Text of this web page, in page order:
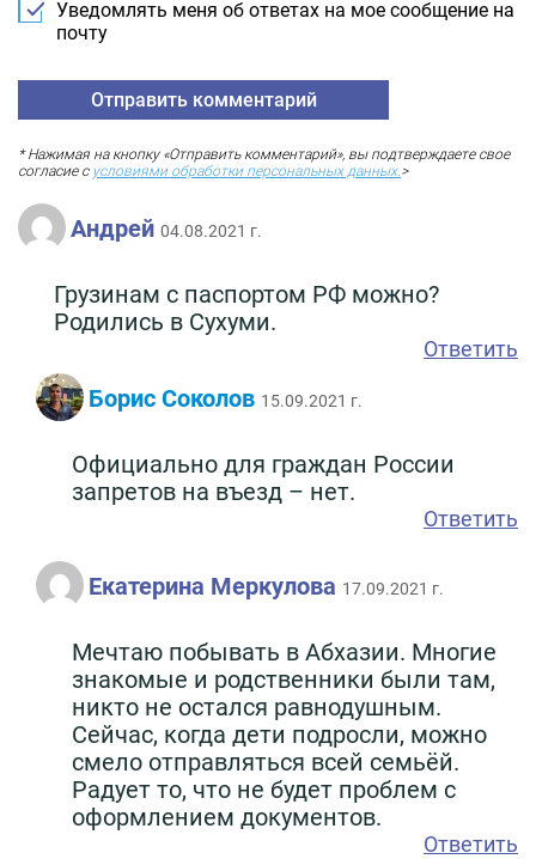
Уведомлять меня об ответах на мое сообщение на
почту
* Нажимая на кнопку «Отправить комментарий», вы подтверждаете свое
согласие с условиями обработки персональных данных.>
Андрей 04.08.2021 г.
Грузинам с паспортом РФ можно?
Родились в Сухуми.
Ответить
Борис Соколов 15.09.2021 г.
Официально для граждан России
запретов на въезд – нет.
Ответить
Екатерина Меркулова 17.09.2021 г.
Мечтаю побывать в Абхазии. Многие
знакомые и родственники были там,
никто не остался равнодушным.
Сейчас, когда дети подросли, можно
смело отправляться всей семьёй.
Радует то, что не будет проблем с
оформлением документов.
Ответить